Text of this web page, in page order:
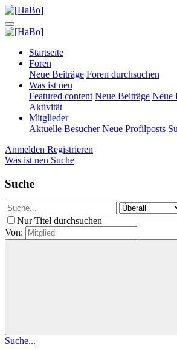
Startseite
Foren
Neue Beiträge Foren durchsuchen
Was ist neu
Featured content Neue Beiträge Neue
Aktivität
Mitglieder
Aktuelle Besucher Neue Profilposts
Anmelden Registrieren
Was ist neu Suche
Suche
Nur Titel durchsuchen
Von:
Suche...